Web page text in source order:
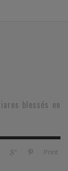
blessés en
Print